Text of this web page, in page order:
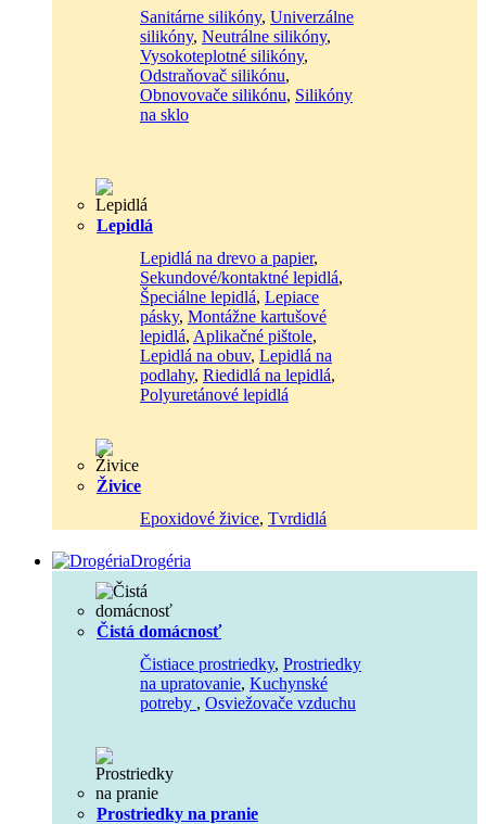
Sanitárne silikóny, Univerzálne
silikóny, Neutrálne silikóny,
Vysokoteplotné silikóny,
Odstraňovač silikónu,
Obnovovače silikónu, Silikóny
na sklo
Lepidlá
Lepidlá na drevo a papier,
Sekundové/kontaktné lepidlá,
Špeciálne lepidlá, Lepiace
pásky, Montážne kartušové
lepidlá, Aplikačné pištole,
Lepidlá na obuv, Lepidlá na
podlahy, Riedidlá na lepidlá,
Polyuretánové lepidlá
Živice
Epoxidové živice, Tvrdidlá
Drogéria
Čistá domácnosť
Čistiace prostriedky, Prostriedky
na upratovanie, Kuchynské
potreby , Osviežovače vzduchu
Prostriedky na pranie